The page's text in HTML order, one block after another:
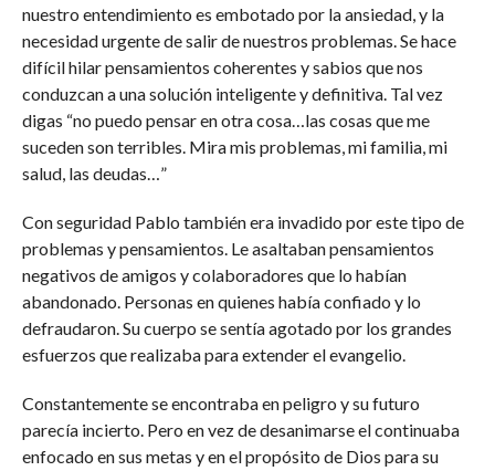
nuestro entendimiento es embotado por la ansiedad, y la
necesidad urgente de salir de nuestros problemas. Se hace
difícil hilar pensamientos coherentes y sabios que nos
conduzcan a una solución inteligente y definitiva. Tal vez
digas “no puedo pensar en otra cosa…las cosas que me
suceden son terribles. Mira mis problemas, mi familia, mi
salud, las deudas…”
Con seguridad Pablo también era invadido por este tipo de
problemas y pensamientos. Le asaltaban pensamientos
negativos de amigos y colaboradores que lo habían
abandonado. Personas en quienes había confiado y lo
defraudaron. Su cuerpo se sentía agotado por los grandes
esfuerzos que realizaba para extender el evangelio.
Constantemente se encontraba en peligro y su futuro
parecía incierto. Pero en vez de desanimarse el continuaba
enfocado en sus metas y en el propósito de Dios para su